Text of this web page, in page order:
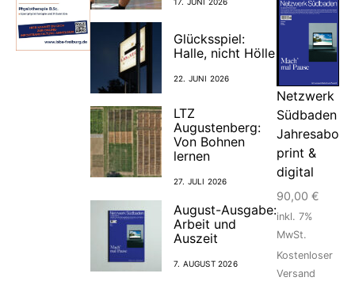
Glücksspiel:
Halle, nicht Hölle
22. JUNI 2026
LTZ
Augustenberg:
Von Bohnen
lernen
27. JULI 2026
August-Ausgabe:
Arbeit und
Auszeit
7. AUGUST 2026
Netzwerk
Südbaden
Jahresabo
print &
digital
90,00 €
inkl. 7%
MwSt.
Kostenloser
Versand